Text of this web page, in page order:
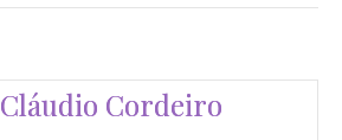
Cláudio Cordeiro